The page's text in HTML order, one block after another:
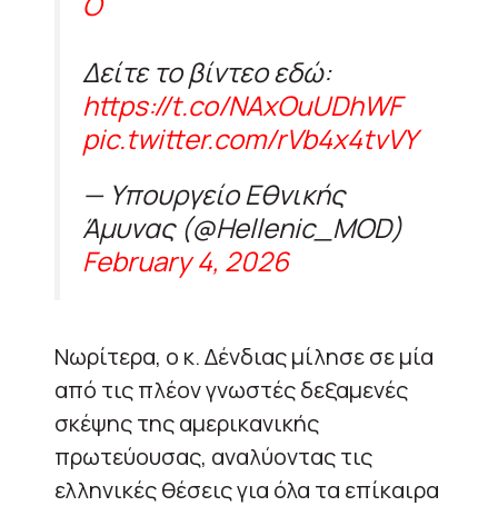
Δείτε το βίντεο εδώ:
https://t.co/NAxOuUDhWF
pic.twitter.com/rVb4x4tvVY
— Υπουργείο Εθνικής
Άμυνας (@Hellenic_MOD)
February 4, 2026
Νωρίτερα, ο κ. Δένδιας μίλησε σε μία
από τις πλέον γνωστές δεξαμενές
σκέψης της αμερικανικής
πρωτεύουσας, αναλύοντας τις
ελληνικές θέσεις για όλα τα επίκαιρα